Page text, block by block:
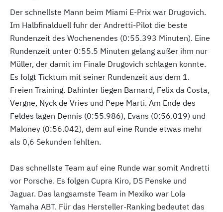
Der schnellste Mann beim Miami E-Prix war Drugovich.
Im Halbfinalduell fuhr der Andretti-Pilot die beste
Rundenzeit des Wochenendes (0:55.393 Minuten). Eine
Rundenzeit unter 0:55.5 Minuten gelang außer ihm nur
Müller, der damit im Finale Drugovich schlagen konnte.
Es folgt Ticktum mit seiner Rundenzeit aus dem 1.
Freien Training. Dahinter liegen Barnard, Felix da Costa,
Vergne, Nyck de Vries und Pepe Marti. Am Ende des
Feldes lagen Dennis (0:55.986), Evans (0:56.019) und
Maloney (0:56.042), dem auf eine Runde etwas mehr
als 0,6 Sekunden fehlten.
Das schnellste Team auf eine Runde war somit Andretti
vor Porsche. Es folgen Cupra Kiro, DS Penske und
Jaguar. Das langsamste Team in Mexiko war Lola
Yamaha ABT. Für das Hersteller-Ranking bedeutet das